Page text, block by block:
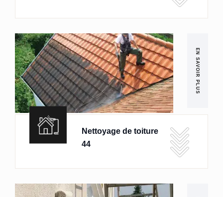
EN SAVOIR PLUS
Nettoyage de toiture
44